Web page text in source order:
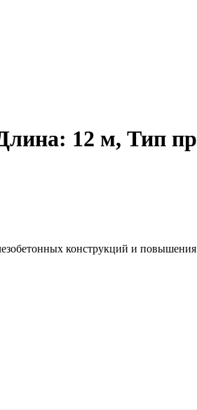
12 м, Тип
конструкций и повышения